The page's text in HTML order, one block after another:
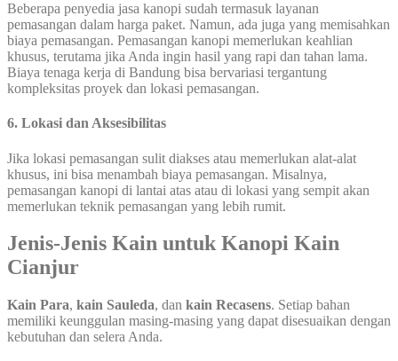
Beberapa penyedia jasa kanopi sudah termasuk layanan
pemasangan dalam harga paket. Namun, ada juga yang memisahkan
biaya pemasangan. Pemasangan kanopi memerlukan keahlian
khusus, terutama jika Anda ingin hasil yang rapi dan tahan lama.
Biaya tenaga kerja di Bandung bisa bervariasi tergantung
kompleksitas proyek dan lokasi pemasangan.
6. Lokasi dan Aksesibilitas
Jika lokasi pemasangan sulit diakses atau memerlukan alat-alat
khusus, ini bisa menambah biaya pemasangan. Misalnya,
pemasangan kanopi di lantai atas atau di lokasi yang sempit akan
memerlukan teknik pemasangan yang lebih rumit.
Jenis-Jenis Kain untuk Kanopi Kain
Cianjur
Kain Para, kain Sauleda, dan kain Recasens. Setiap bahan
memiliki keunggulan masing-masing yang dapat disesuaikan dengan
kebutuhan dan selera Anda.